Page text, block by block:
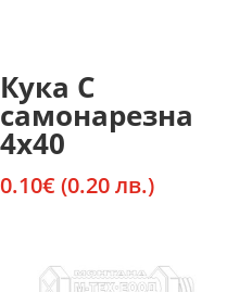
Кука С
самонарезна
4х40
0.10€ (0.20 лв.)